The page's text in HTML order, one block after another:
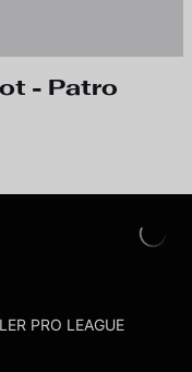
- Patro
PRO LEAGUE